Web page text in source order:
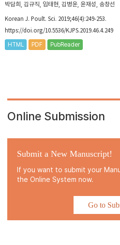
박담희, 김규직, 임태현, 김병윤, 윤재성, 송창선
Korean J. Poult. Sci. 2019;46(4):249-253.
https://doi.org/10.5536/KJPS.2019.46.4.249
HTML PDF PubReader
Online Submission
Submit a New Manuscript!
If you want to submit your
the Online System now.
Go to